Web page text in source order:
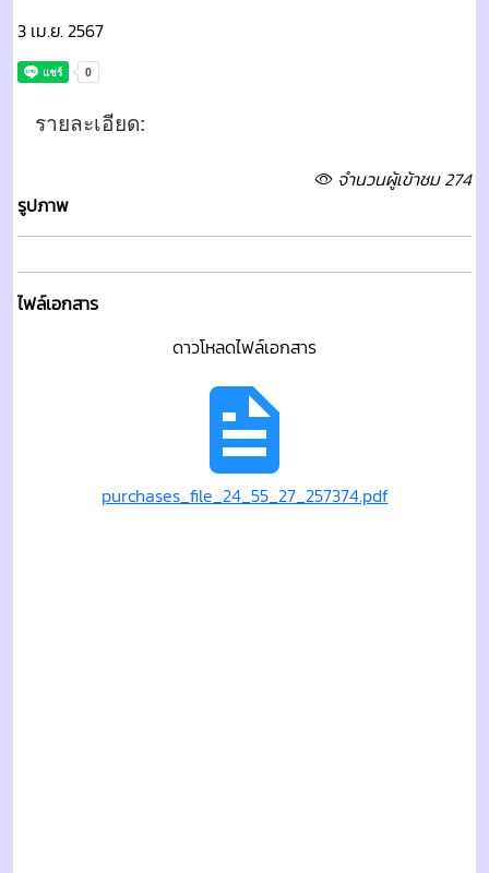
3 เม.ย. 2567
รายละเอียด:
จำนวนผู้เข้าชม 274
รูปภาพ
ไฟล์เอกสาร
ดาวโหลดไฟล์เอกสาร
purchases_file_24_55_27_257374.pdf